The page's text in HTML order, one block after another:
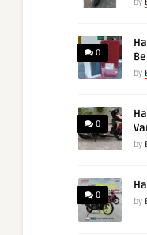
by
0
by
0
by
0
by